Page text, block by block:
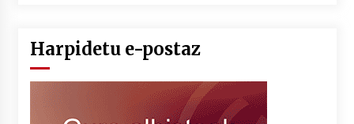
Harpidetu e-postaz